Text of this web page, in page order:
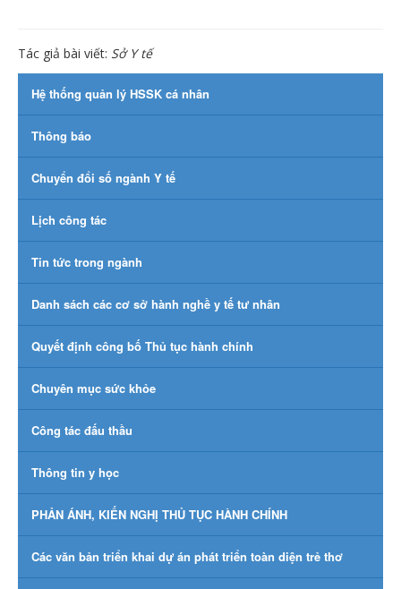
Tác giả bài viết: Sở Y tế
Hệ thống quản lý HSSK cá nhân
Thông báo
Chuyển đổi số ngành Y tế
Lịch công tác
Tin tức trong ngành
Danh sách các cơ sở hành nghề y tế tư nhân
Quyết định công bố Thủ tục hành chính
Chuyên mục sức khỏe
Công tác đấu thầu
Thông tin y học
PHẢN ÁNH, KIẾN NGHỊ THỦ TỤC HÀNH CHÍNH
Các văn bản triển khai dự án phát triển toàn diện trẻ thơ